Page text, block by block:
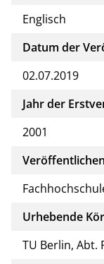
Englisch
Datum der
02.07.2019
Jahr der
2001
Urhebende
TU Berlin, Abt.